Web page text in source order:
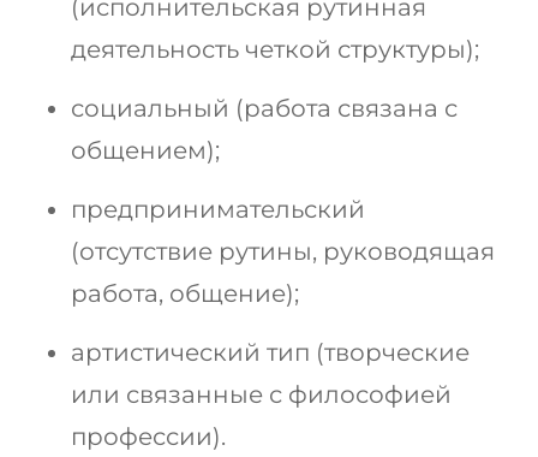
(исполнительская рутинная
деятельность четкой структуры);
социальный (работа связана с
общением);
предпринимательский
(отсутствие рутины, руководящая
работа, общение);
артистический тип (творческие
или связанные с философией
профессии).